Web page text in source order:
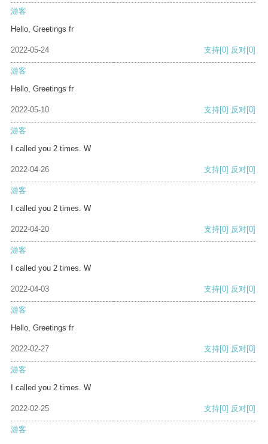
游客
Hello, Greetings fr
2022-05-24 支持[0] 反对[0]
游客
Hello, Greetings fr
2022-05-10 支持[0] 反对[0]
游客
I called you 2 times. W
2022-04-26 支持[0] 反对[0]
游客
I called you 2 times. W
2022-04-20 支持[0] 反对[0]
游客
I called you 2 times. W
2022-04-03 支持[0] 反对[0]
游客
Hello, Greetings fr
2022-02-27 支持[0] 反对[0]
游客
I called you 2 times. W
2022-02-25 支持[0] 反对[0]
游客